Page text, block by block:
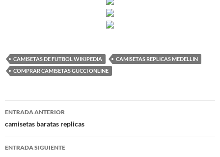
CAMISETAS DE FUTBOL WIKIPEDIA
CAMISETAS REPLICAS MEDELLIN
COMPRAR CAMISETAS GUCCI ONLINE
Navegación
de
entradas
ENTRADA ANTERIOR
camisetas baratas replicas
ENTRADA SIGUIENTE